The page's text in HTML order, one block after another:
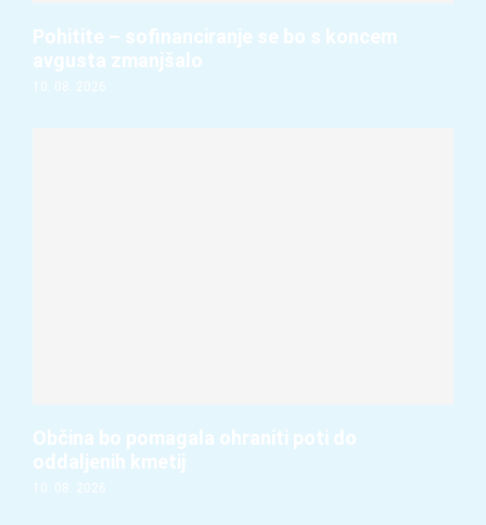
Pohitite – sofinanciranje se bo s koncem
avgusta zmanjšalo
10. 08. 2026
Občina bo pomagala ohraniti poti do
oddaljenih kmetij
10. 08. 2026